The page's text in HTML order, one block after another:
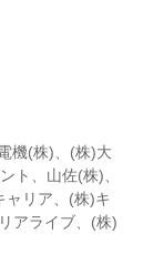
機(株)、(株)大
ト、山佐(株)、
リア、(株)キ
アライブ、(株)